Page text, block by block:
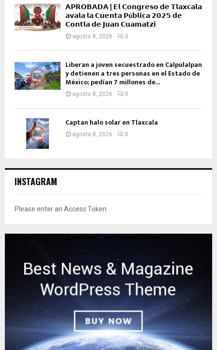
𝗔𝗣𝗥𝗢𝗕𝗔𝗗𝗔 | 𝗘𝗹 𝗖𝗼𝗻𝗴𝗿𝗲𝘀𝗼 𝗱𝗲 𝗧𝗹𝗮𝘅𝗰𝗮𝗹𝗮
𝗮𝘃𝗮𝗹𝗮 𝗹𝗮 𝗖𝘂𝗲𝗻𝘁𝗮 𝗣ú𝗯𝗹𝗶𝗰𝗮 𝟮𝟬𝟮𝟱 𝗱𝗲
𝗖𝗼𝗻𝘁𝗹𝗮 𝗱𝗲 𝗝𝘂𝗮𝗻 𝗖𝘂𝗮𝗺𝗮𝘁𝘇𝗶
agosto 8, 2026 0
Liberan a joven secuestrado en Calpulalpan
y detienen a tres personas en el Estado de
México; pedían 7 millones de...
agosto 8, 2026 0
Captan halo solar en Tlaxcala
agosto 8, 2026 0
INSTAGRAM
Please enter an Access Token